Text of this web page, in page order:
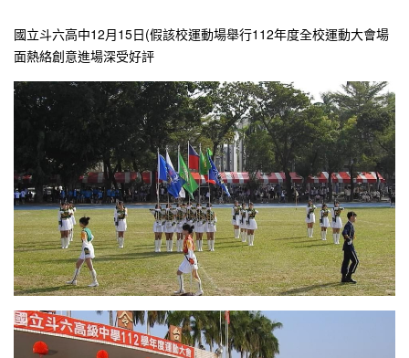
國立斗六高中12月15日(假該校運動場舉行112年度全校運動大會場
面熱絡創意進場深受好評